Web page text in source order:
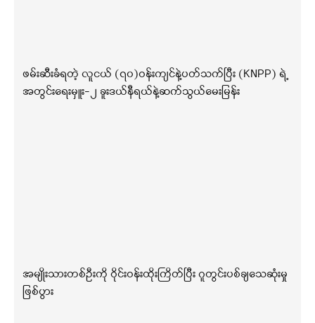
ဖမ်းဆီးခံရတဲ့ လူငယ် (၇၀)ဝန်းကျင်နဲ့ပတ်သက်ပြီး (KNPP) ရဲ့
အတွင်းရေးမှူး-၂ ခူးဒယ်နီရယ်နဲ့ဆက်သွယ်မေးမြန်း
အမျိုးသားတစ်ဦးကို ဝိုင်းဝန်းထိုးကြိတ်ပြီး ဂူတွင်းပစ်ချသေဆုံးမှု
ဖြစ်ပွား